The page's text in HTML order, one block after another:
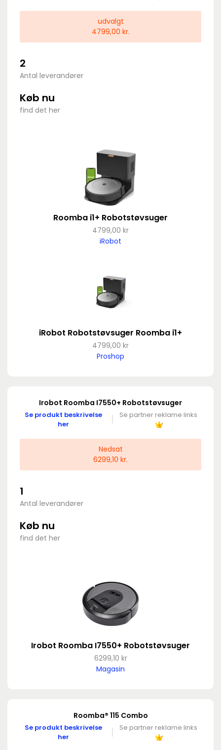
udvalgt
4799,00 kr.
2
Antal leverandører
Køb nu
find det her
Roomba i1+ Robotstøvsuger
4799,00 kr
iRobot
iRobot Robotstøvsuger Roomba i1+
4799,00 kr
Proshop
Irobot Roomba I7550+ Robotstøvsuger
Se produkt beskrivelse
her
Se partner reklame links
Nedsat
6299,10 kr.
1
Antal leverandører
Køb nu
find det her
Irobot Roomba I7550+ Robotstøvsuger
6299,10 kr
Magasin
Roomba® 115 Combo
Se produkt beskrivelse
her
Se partner reklame links